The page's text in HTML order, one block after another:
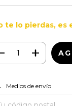
te lo pierdas, es
para el CP:
Medios de envío